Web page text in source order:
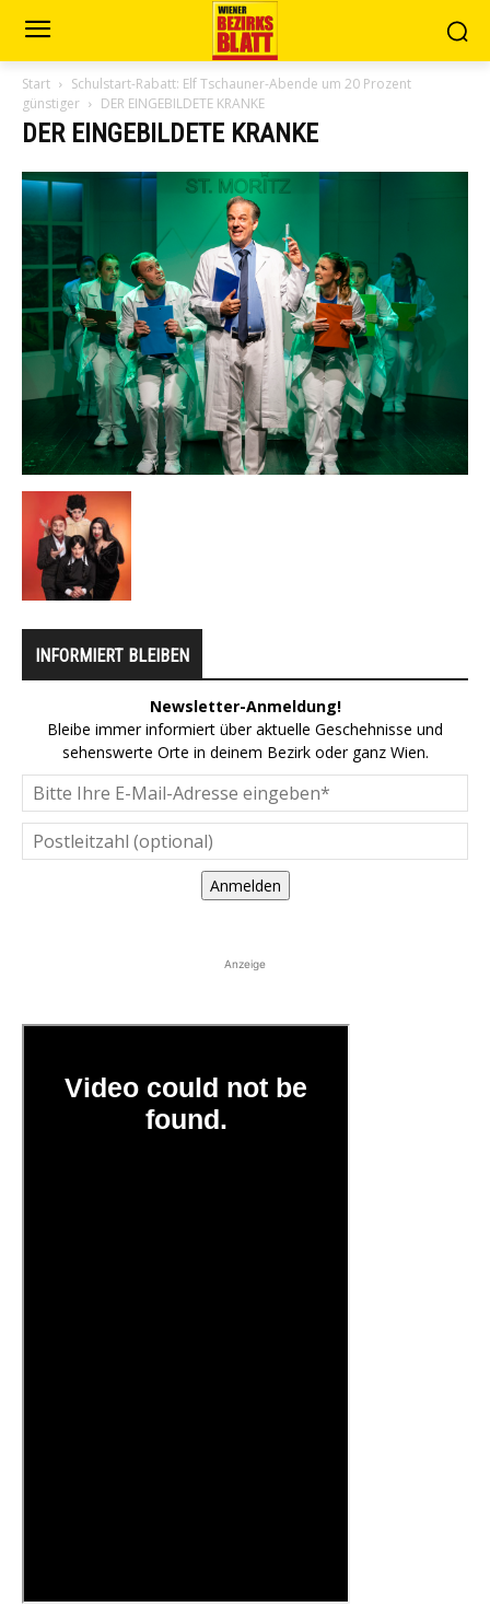
Start
Schulstart-Rabatt: Elf Tschauner-Abende um 20 Prozent
günstiger
DER EINGEBILDETE KRANKE
DER EINGEBILDETE KRANKE
INFORMIERT BLEIBEN
Newsletter-Anmeldung!
Bleibe immer informiert über aktuelle Geschehnisse und
sehenswerte Orte in deinem Bezirk oder ganz Wien.
Anmelden
Anzeige